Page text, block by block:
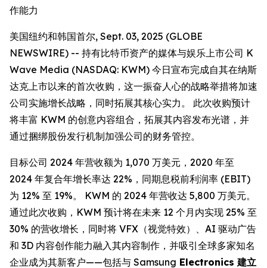
作能力
美国纽约和韩国首尔, Sept. 03, 2025 (GLOBE
NEWSWIRE) -- 持有比特币资产的媒体与娱乐上市公司 K
Wave Media (NASDAQ: KWM) 今日宣布完成自其在纳斯
达克上市以来的首次收购，这一振奋人心的战略举措将加速
公司实施增长战略，同时拓展其核心实力。 此次收购预计
将丰富 KWM 的创意内容组合，拓展其内容发布光谱，并
通过捆绑股份发行机制加强公司的财务管控。
目标公司 2024 年营收额为 1,070 万美元，2020 年至
2024 年复合年增长率达 22%，同期息税前利润率 (EBIT)
为 12% 至 19%。 KWM 的 2024 年营收达 5,800 万美元。
通过此次收购，KWM 预计将在未来 12 个月内实现 25% 至
30% 的营收增长，同时将 VFX（视觉特效）、AI 驱动广告
和 3D 内容创作能力融入其内容制作，并吸引全球多家知名
企业成为其新客户——包括与 Samsung Electronics 建立